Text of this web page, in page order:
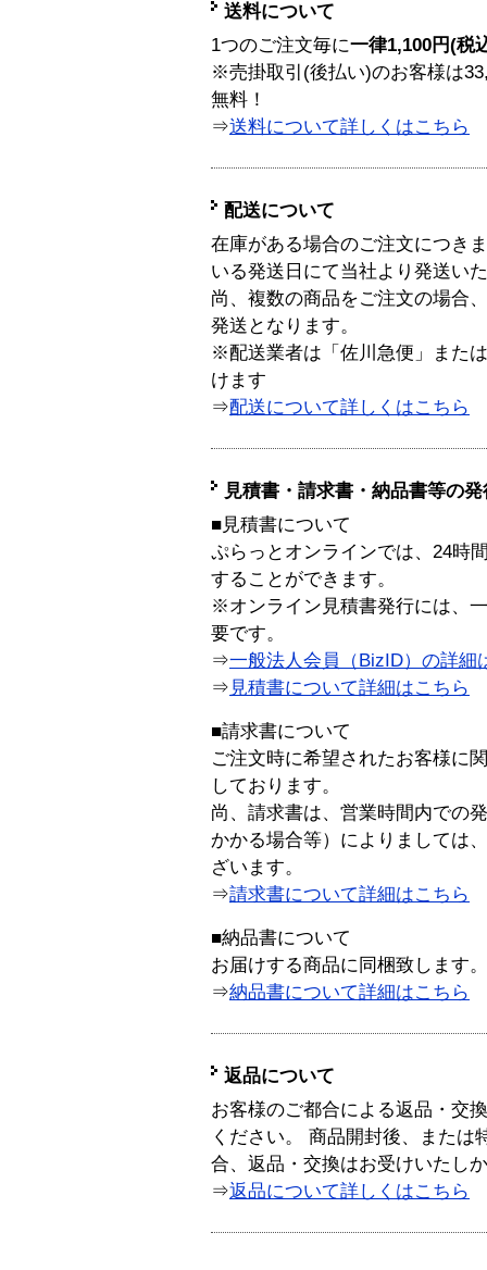
送料について
1つのご注文毎に一律1,100円(税
※売掛取引(後払い)のお客様は
無料！
⇒送料について詳しくはこちら
配送について
在庫がある場合のご注文につき
いる発送日にて当社より発送い
尚、複数の商品をご注文の場合
発送となります。
※配送業者は「佐川急便」また
けます
⇒配送について詳しくはこちら
見積書・請求書・納品書等の
■見積書について
ぷらっとオンラインでは、24時
することができます。
※オンライン見積書発行には、
要です。
⇒一般法人会員（BizID）の詳細
⇒ 見積書について詳細はこちら
■請求書について
ご注文時に希望されたお客様に
しております。
尚、請求書は、営業時間内での
かかる場合等）によりましては
ざいます。
⇒請求書について詳細はこちら
■納品書について
お届けする商品に同梱致します。
⇒納品書について詳細はこちら
返品について
お客様のご都合による返品・交
ください。 商品開封後、または
合、返品・交換はお受けいたし
⇒返品について詳しくはこちら